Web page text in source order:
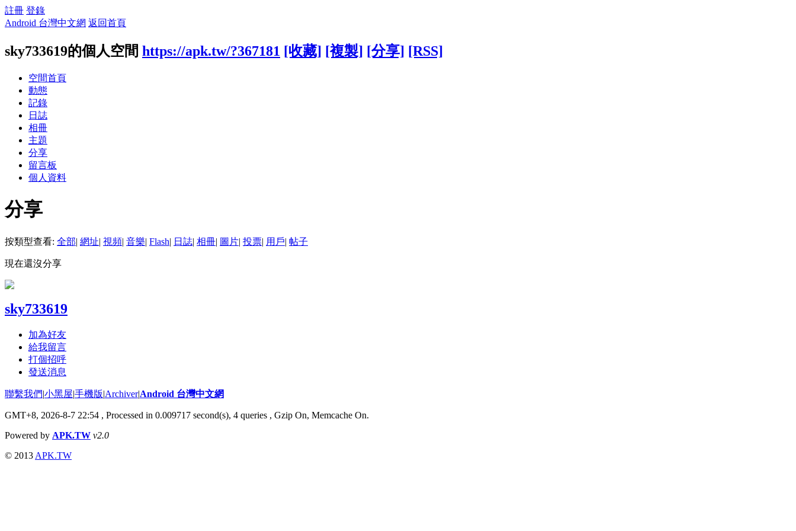
註冊 登錄
Android 台灣中文網 返回首頁
sky733619的個人空間 https://apk.tw/?367181 [收藏] [複製] [分享] [RSS]
空間首頁
動態
記錄
日誌
相冊
主題
分享
留言板
個人資料
分享
按類型查看: 全部| 網址| 視頻| 音樂| Flash| 日誌| 相冊| 圖片| 投票| 用戶| 帖子
現在還沒分享
sky733619
加為好友
給我留言
打個招呼
發送消息
聯繫我們|小黑屋|手機版|Archiver|Android 台灣中文網
GMT+8, 2026-8-7 22:54 , Processed in 0.009717 second(s), 4 queries , Gzip On, Memcache On.
Powered by APK.TW v2.0
© 2013 APK.TW